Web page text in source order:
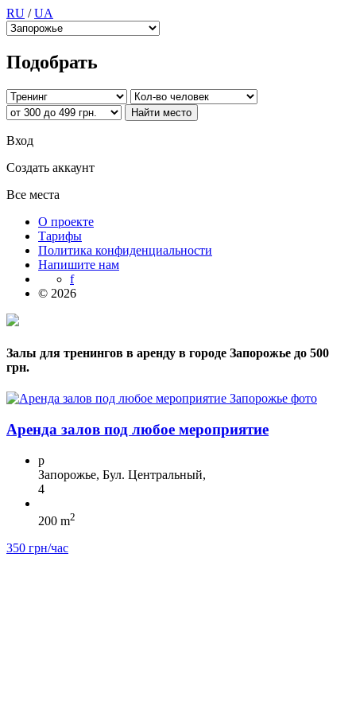
RU /UA
Подобрать
Вход
Создать аккаунт
Все места
О проекте
Тарифы
Политика конфиденциальности
Напишите нам
f
© 2026
Залы для тренингов в аренду в городе Запорожье до 500
грн.
Аренда залов под любое мероприятие
p
Запорожье, Бул. Центральный,
4
200 m2
350 грн/час